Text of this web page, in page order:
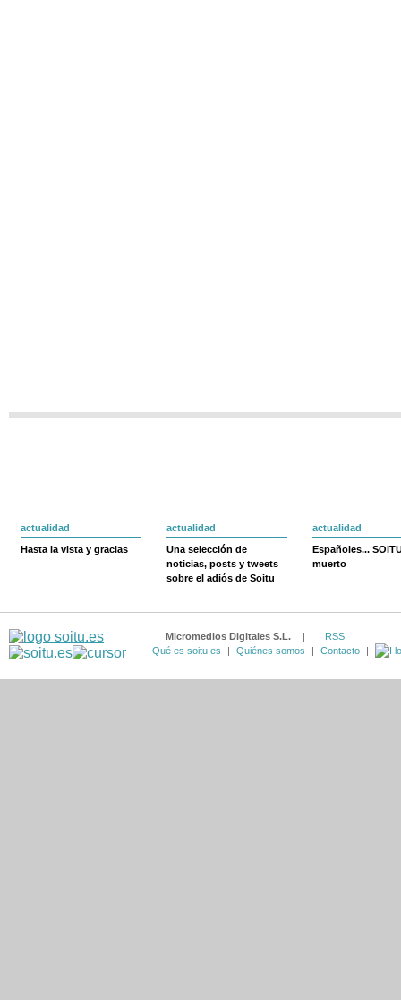
actualidad
Hasta la vista y gracias
actualidad
Una selección de
noticias, posts y tweets
sobre el adiós de Soitu
actualidad
Españoles...
muerto
Micromedios Digitales S.L. |
RSS
Qué es soitu.es
| Quiénes somos | Contacto |